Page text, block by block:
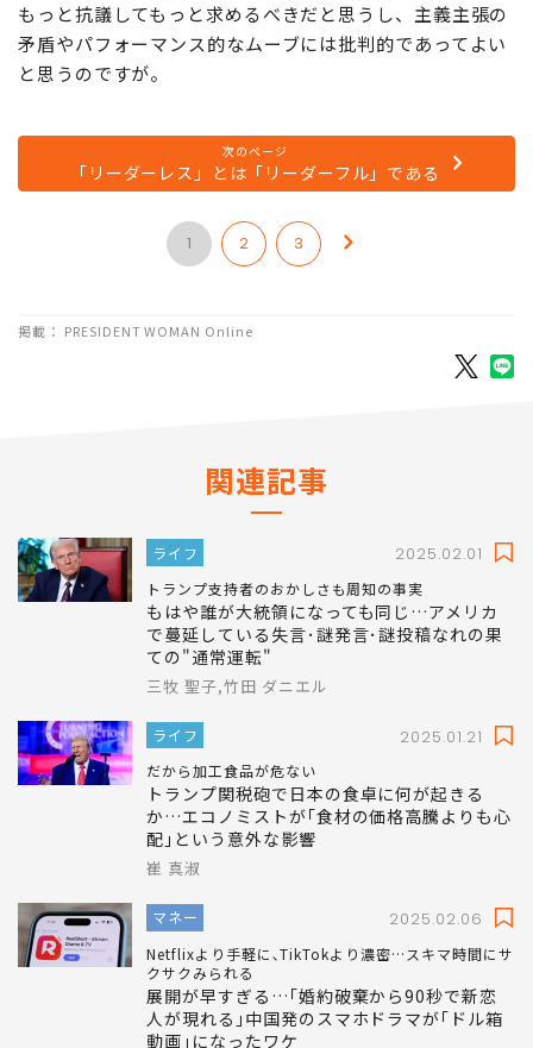
もっと抗議してもっと求めるべきだと思うし、主義主張の
矛盾やパフォーマンス的なムーブには批判的であってよい
と思うのですが。
次のページ
「リーダーレス」とは「リーダーフル」である
1 2 3
掲載： PRESIDENT WOMAN Online
関連記事
ライフ 2025.02.01
トランプ支持者のおかしさも周知の事実
もはや誰が大統領になっても同じ…アメリカ
で蔓延している失言･謎発言･謎投稿なれの果
ての"通常運転"
三牧 聖子,竹田 ダニエル
ライフ 2025.01.21
だから加工食品が危ない
トランプ関税砲で日本の食卓に何が起きる
か…エコノミストが｢食材の価格高騰よりも心
配｣という意外な影響
崔 真淑
マネー 2025.02.06
Netflixより手軽に､TikTokより濃密…スキマ時間にサ
クサクみられる
展開が早すぎる…｢婚約破棄から90秒で新恋
人が現れる｣中国発のスマホドラマが｢ドル箱
動画｣になったワケ